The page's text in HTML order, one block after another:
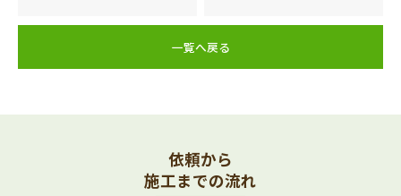
一覧へ戻る
依頼から
施工までの流れ